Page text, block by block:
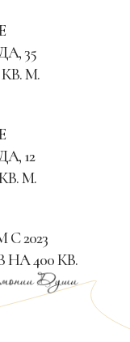
35
М.
12
М.
2023
НА 400 КВ.